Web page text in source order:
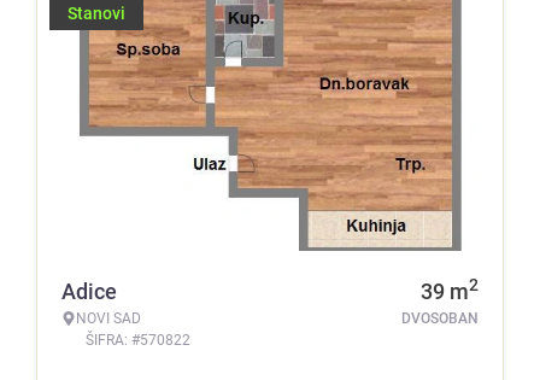
Stanovi
Adice
NOVI SAD
ŠIFRA: #570822
39 m2
DVOSOBAN